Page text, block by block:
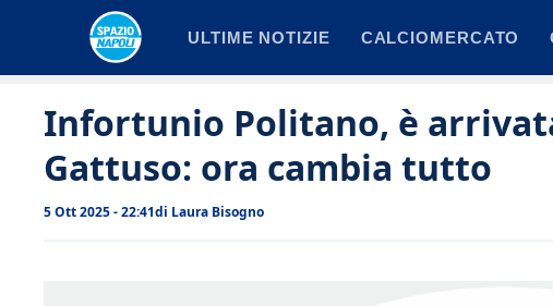
ULTIME NOTIZIE CALCIOMERCATO
Infortunio Politano, è
Gattuso: ora cambia tutto
5 Ott 2025 - 22:41di Laura Bisogno